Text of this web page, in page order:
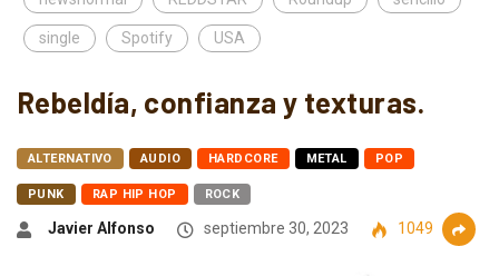
single Spotify USA
Rebeldía, confianza y texturas.
ALTERNATIVO AUDIO HARDCORE METAL POP
PUNK RAP HIP HOP ROCK
Javier Alfonso septiembre 30, 2023 1049